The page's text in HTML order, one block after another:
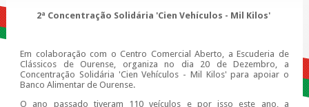
2ª Concentração Solidária 'Cien Vehículos - Mil Kilos'
Em colaboração com o Centro Comercial Aberto, a Escuderia de
Clássicos de Ourense, organiza no dia 20 de Dezembro, a
Concentração Solidária 'Cien Vehículos - Mil Kilos' para apoiar o
Banco Alimentar de Ourense.
O ano passado tiveram 110 veículos e por isso este ano, a